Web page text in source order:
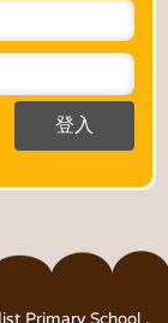
Primary School .